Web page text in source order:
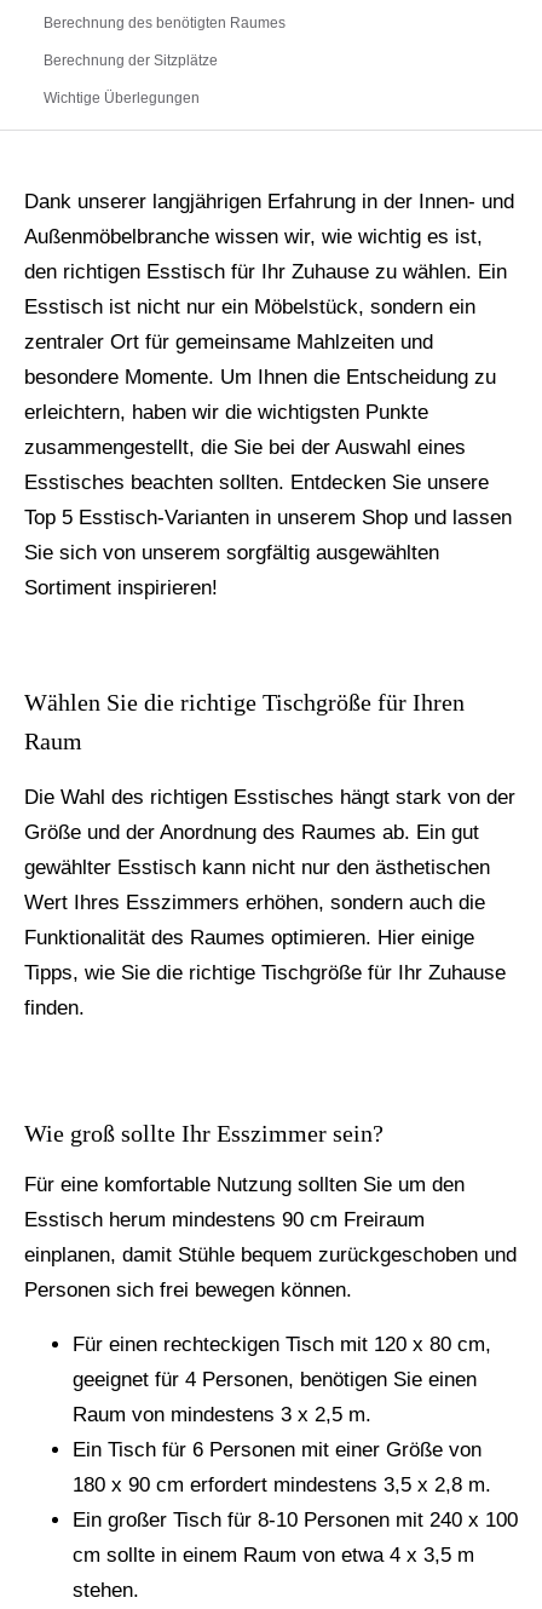
Berechnung des benötigten Raumes
Berechnung der Sitzplätze
Wichtige Überlegungen
Dank unserer langjährigen Erfahrung in der Innen- und
Außenmöbelbranche wissen wir, wie wichtig es ist,
den richtigen Esstisch für Ihr Zuhause zu wählen. Ein
Esstisch ist nicht nur ein Möbelstück, sondern ein
zentraler Ort für gemeinsame Mahlzeiten und
besondere Momente. Um Ihnen die Entscheidung zu
erleichtern, haben wir die wichtigsten Punkte
zusammengestellt, die Sie bei der Auswahl eines
Esstisches beachten sollten. Entdecken Sie unsere
Top 5 Esstisch-Varianten in unserem Shop und lassen
Sie sich von unserem sorgfältig ausgewählten
Sortiment inspirieren!
Wählen Sie die richtige Tischgröße für Ihren
Raum
Die Wahl des richtigen Esstisches hängt stark von der
Größe und der Anordnung des Raumes ab. Ein gut
gewählter Esstisch kann nicht nur den ästhetischen
Wert Ihres Esszimmers erhöhen, sondern auch die
Funktionalität des Raumes optimieren. Hier einige
Tipps, wie Sie die richtige Tischgröße für Ihr Zuhause
finden.
Wie groß sollte Ihr Esszimmer sein?
Für eine komfortable Nutzung sollten Sie um den
Esstisch herum mindestens 90 cm Freiraum
einplanen, damit Stühle bequem zurückgeschoben und
Personen sich frei bewegen können.
Für einen rechteckigen Tisch mit 120 x 80 cm,
geeignet für 4 Personen, benötigen Sie einen
Raum von mindestens 3 x 2,5 m.
Ein Tisch für 6 Personen mit einer Größe von
180 x 90 cm erfordert mindestens 3,5 x 2,8 m.
Ein großer Tisch für 8-10 Personen mit 240 x 100
cm sollte in einem Raum von etwa 4 x 3,5 m
stehen.